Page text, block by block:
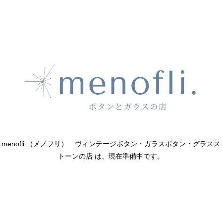
menofli.（メノフリ） ヴィンテージボタン・ガラスボタン・グラスス
トーンの店 は、現在準備中です。